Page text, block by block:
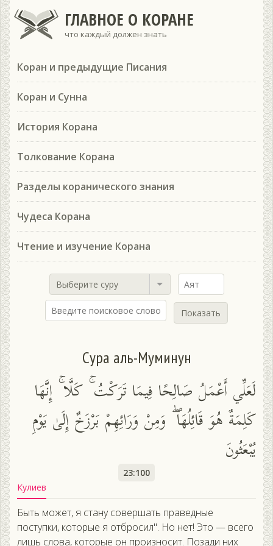
ГЛАВНОЕ О КОРАНЕ
что каждый должен знать
Коран и предыдущие Писания
Коран и Сунна
История Корана
Толкование Корана
Разделы коранического знания
Чудеса Корана
Чтение и изучение Корана
Выберите суру
Показать
Сура аль-Муминун
لَعَلِّي أَعْمَلُ صَالِحًا فِيمَا تَرَكْتُ ۚ كَلَّا ۚ إِنَّهَا
كَلِمَةٌ هُوَ قَائِلُهَا ۖ وَمِنْ وَرَائِهِمْ بَرْزَخٌ إِلَىٰ يَوْمِ
يُبْعَثُونَ
23:100
Кулиев
Быть может, я стану совершать праведные
поступки, которые я отбросил". Но нет! Это — всего
лишь слова, которые он произносит. Позади них